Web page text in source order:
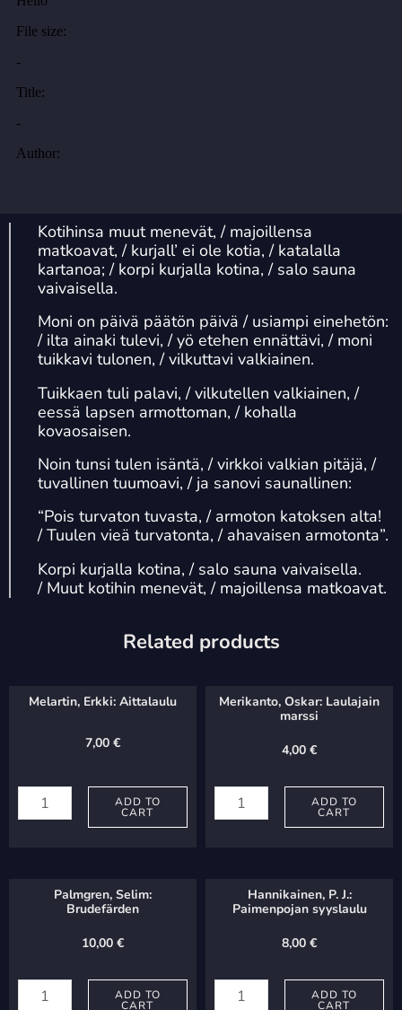
Kotihinsa muut menevät, / majoillensa
matkoavat, / kurjall’ ei ole kotia, / katalalla
kartanoa; / korpi kurjalla kotina, / salo sauna
vaivaisella.
Moni on päivä päätön päivä / usiampi einehetön:
/ ilta ainaki tulevi, / yö etehen ennättävi, / moni
tuikkavi tulonen, / vilkuttavi valkiainen.
Tuikkaen tuli palavi, / vilkutellen valkiainen, /
eessä lapsen armottoman, / kohalla
kovaosaisen.
Noin tunsi tulen isäntä, / virkkoi valkian pitäjä, /
tuvallinen tuumoavi, / ja sanovi saunallinen:
“Pois turvaton tuvasta, / armoton katoksen alta!
/ Tuulen vieä turvatonta, / ahavaisen armotonta”.
Korpi kurjalla kotina, / salo sauna vaivaisella.
/ Muut kotihin menevät, / majoillensa matkoavat.
Related products
Melartin, Erkki: Aittalaulu
7,00 €
Erkki:
ADD TO
CART
Merikanto, Oskar: Laulajain
marssi
4,00 €
Oskar:
ADD TO
CART
Palmgren, Selim:
Brudefärden
10,00 €
Selim:
ADD TO
CART
Hannikainen, P. J.:
Paimenpojan syyslaulu
8,00 €
ADD TO
CART